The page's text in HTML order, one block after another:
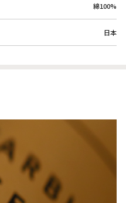
綿100%
日本